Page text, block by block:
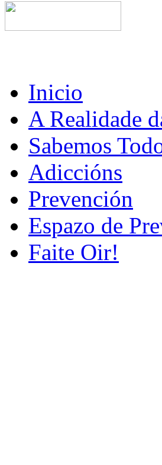
Inicio
A Realidade
Sabemos
Adiccións
Prevención
Espazo de
Faite Oir!